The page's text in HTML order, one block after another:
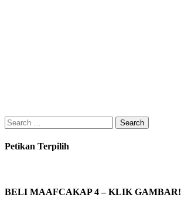
Search
for:
Petikan Terpilih
BELI MAAFCAKAP 4 – KLIK GAMBAR!